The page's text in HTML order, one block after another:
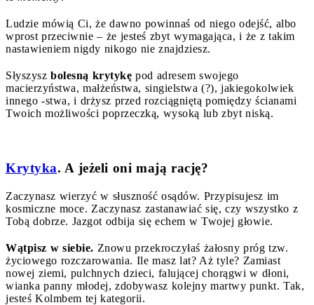
Ludzie mówią Ci, że dawno powinnaś od niego odejść, albo
wprost przeciwnie – że jesteś zbyt wymagająca, i że z takim
nastawieniem nigdy nikogo nie znajdziesz.
Słyszysz bolesną krytykę pod adresem swojego
macierzyństwa, małżeństwa, singielstwa (?), jakiegokolwiek
innego -stwa, i drżysz przed rozciągniętą pomiędzy ścianami
Twoich możliwości poprzeczką, wysoką lub zbyt niską.
Krytyka. A jeżeli oni mają rację?
Zaczynasz wierzyć w słuszność osądów. Przypisujesz im
kosmiczne moce. Zaczynasz zastanawiać się, czy wszystko z
Tobą dobrze. Jazgot odbija się echem w Twojej głowie.
Wątpisz w siebie. Znowu przekroczyłaś żałosny próg tzw.
życiowego rozczarowania. Ile masz lat? Aż tyle? Zamiast
nowej ziemi, pulchnych dzieci, falującej chorągwi w dłoni,
wianka panny młodej, zdobywasz kolejny martwy punkt. Tak,
jesteś Kolmbem tej kategorii.